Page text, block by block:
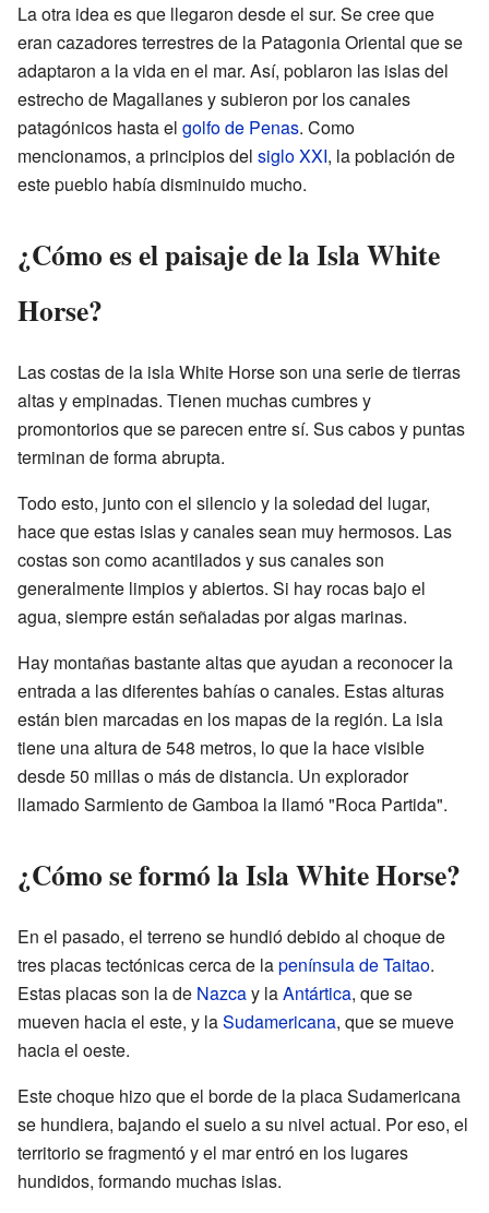
La otra idea es que llegaron desde el sur. Se cree que
eran cazadores terrestres de la Patagonia Oriental que se
adaptaron a la vida en el mar. Así, poblaron las islas del
estrecho de Magallanes y subieron por los canales
patagónicos hasta el golfo de Penas. Como
mencionamos, a principios del siglo XXI, la población de
este pueblo había disminuido mucho.
¿Cómo es el paisaje de la Isla White
Horse?
Las costas de la isla White Horse son una serie de tierras
altas y empinadas. Tienen muchas cumbres y
promontorios que se parecen entre sí. Sus cabos y puntas
terminan de forma abrupta.
Todo esto, junto con el silencio y la soledad del lugar,
hace que estas islas y canales sean muy hermosos. Las
costas son como acantilados y sus canales son
generalmente limpios y abiertos. Si hay rocas bajo el
agua, siempre están señaladas por algas marinas.
Hay montañas bastante altas que ayudan a reconocer la
entrada a las diferentes bahías o canales. Estas alturas
están bien marcadas en los mapas de la región. La isla
tiene una altura de 548 metros, lo que la hace visible
desde 50 millas o más de distancia. Un explorador
llamado Sarmiento de Gamboa la llamó "Roca Partida".
¿Cómo se formó la Isla White Horse?
En el pasado, el terreno se hundió debido al choque de
tres placas tectónicas cerca de lapenínsula de Taitao.
Estas placas son la de Nazcay laAntártica, que se
mueven hacia el este, y laSudamericana, que se mueve
hacia el oeste.
Este choque hizo que el borde de la placa Sudamericana
se hundiera, bajando el suelo a su nivel actual. Por eso, el
territorio se fragmentó y el mar entró en los lugares
hundidos, formando muchas islas.